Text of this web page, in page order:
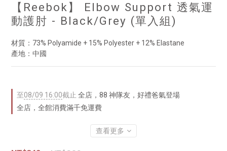
【Reebok】 Elbow Support 透氣運
動護肘 - Black/Grey (單入組)
材質：73% Polyamide + 15% Polyester + 12% Elastane
產地：中國
至08/09 16:00截止 全店，88 神隊友，好禮爸氣登場
全店，全館消費滿千免運費
查看更多